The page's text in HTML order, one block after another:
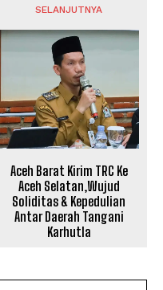
SELANJUTNYA
Aceh Barat Kirim TRC Ke
Aceh Selatan,Wujud
Soliditas & Kepedulian
Antar Daerah Tangani
Karhutla